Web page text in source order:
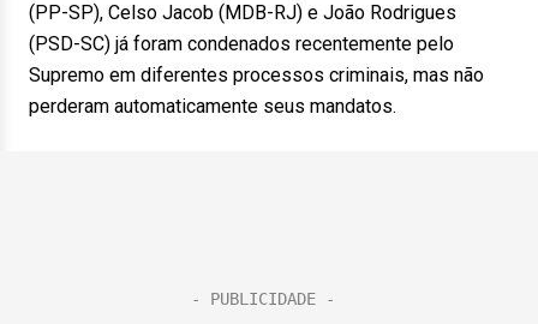
(PP-SP), Celso Jacob (MDB-RJ) e João Rodrigues
(PSD-SC) já foram condenados recentemente pelo
Supremo em diferentes processos criminais, mas não
perderam automaticamente seus mandatos.